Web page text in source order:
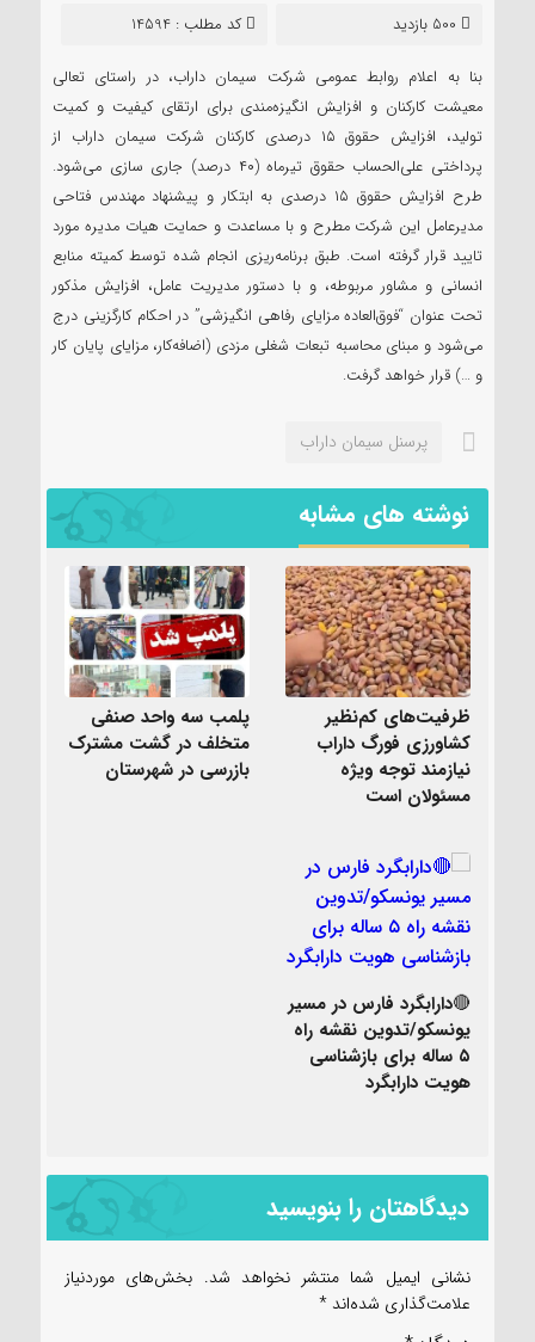
کد مطلب : 14594
بنا به اعلام روابط عمومی شرکت سیمان داراب، در راستای تعالی
معیشت کارکنان و افزایش انگیزه‌مندی برای ارتقای کیفیت و کمیت
تولید، افزایش حقوق ۱۵ درصدی کارکنان شرکت سیمان داراب از
پرداختی علی‌الحساب حقوق تیرماه (۴۰ درصد) جاری سازی می‌شود.
طرح افزایش حقوق ۱۵ درصدی به ابتکار و پیشنهاد مهندس فتاحی
مدیرعامل این شرکت مطرح و با مساعدت و حمایت هیات مدیره مورد
تایید قرار گرفته است. طبق برنامه‌ریزی انجام شده توسط کمیته منابع
انسانی و مشاور مربوطه، و با دستور مدیریت عامل، افزایش مذکور
تحت عنوان “فوق‌العاده مزایای رفاهی انگیزشی” در احکام کارگزینی درج
می‌شود و مبنای محاسبه تبعات شغلی مزدی (اضافه‌کار، مزایای پایان کار
و …) قرار خواهد گرفت.
پرسنل سیمان داراب
نوشته های مشابه
ظرفیت‌های کم‌نظیر
کشاورزی فورگ داراب
نیازمند توجه ویژه
مسئولان است
پلمب سه واحد صنفی
متخلف در گشت مشترک
بازرسی در شهرستان
🔴دارابگرد فارس در مسیر
یونسکو/تدوین نقشه راه
۵ ساله برای بازشناسی
هویت دارابگرد
دیدگاهتان را بنویسید
نشانی ایمیل شما منتشر نخواهد شد. بخش‌های موردنیاز
علامت‌گذاری شده‌اند *